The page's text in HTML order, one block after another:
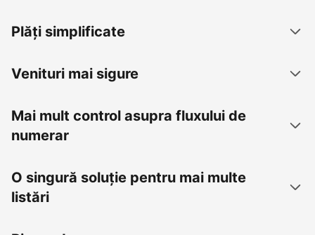
Plăți simplificate
Venituri mai sigure
Mai mult control asupra fluxului de
numerar
O singură soluție pentru mai multe
listări